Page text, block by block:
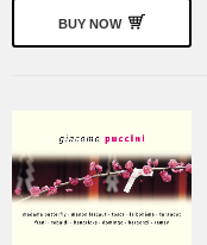
BUY NOW